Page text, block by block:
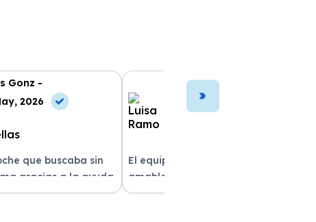
Gonz -
2026
que buscaba sin
gracias a la ayuda
atención al cliente fue
Luisa Ramo -
10 May, 2026
El equipo fue muy profesional y
amable durante todo el proceso. La
entrega del vehículo fue rapidísima